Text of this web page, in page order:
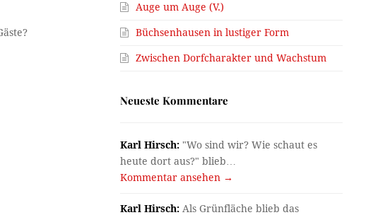
Auge um Auge (V.)
Büchsenhausen in lustiger Form
Zwischen Dorfcharakter und Wachstum
Neueste Kommentare
Karl Hirsch: "Wo sind wir? Wie schaut es
heute dort aus?" blieb…
Kommentar ansehen →
Karl Hirsch: Als Grünfläche blieb das